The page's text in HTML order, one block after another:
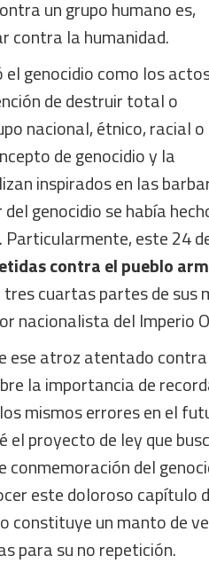
un grupo humano es,
contra la humanidad.
el genocidio como los
de destruir total o
nacional, étnico, racial o
de genocidio y la
inspirados en las
genocidio se había
este 24
contra el pueblo
tres cuartas partes de sus
nacionalista del Imperio
ese atroz atentado
la importancia de
mismos errores en el
el proyecto de ley que
conmemoración del
este doloroso capítulo
constituye un manto de
para su no repetición.